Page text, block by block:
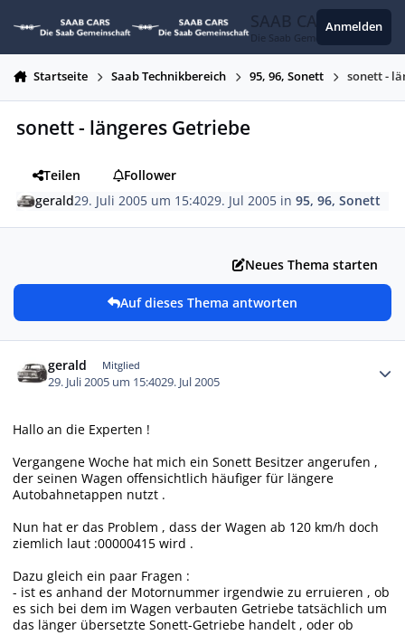
SAAB CARS
Die Saab Gemeinschaft
Anmelden
Startseite Saab Technikbereich 95, 96, Sonett sonett -
sonett - längeres Getriebe
Teilen
Follower
gerald29. Juli 2005 um 15:4029. Jul 2005 in95, 96, Sonett
Neues Thema starten
Auf dieses Thema antworten
gerald Mitglied
29. Juli 2005 um 15:4029. Jul 2005
Hallo an die Experten !
Vergangene Woche hat mich ein Sonett Besitzer angerufen ,
der seinen Wagen offensichtlich häufiger für längere
Autobahnetappen nutzt .
Nun hat er das Problem , dass der Wagen ab 120 km/h doch
ziemlich laut :00000415 wird .
Dazu gleich ein paar Fragen :
- ist es anhand der Motornummer irgendwie zu erruieren , ob
es sich bei dem im Wagen verbauten Getriebe tatsächlich um
das länger übersetzte Sonett-Getriebe handelt , oder ob